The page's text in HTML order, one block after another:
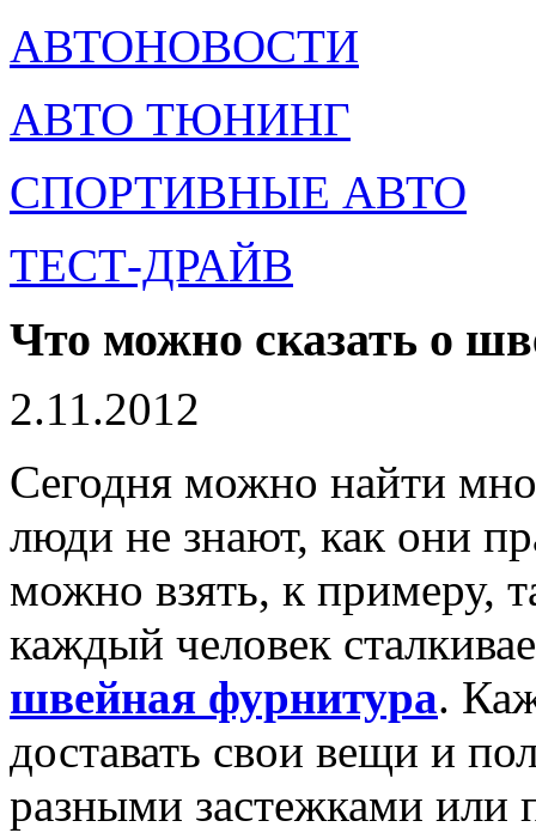
АВТОНОВОСТИ
АВТО ТЮНИНГ
СПОРТИВНЫЕ АВТО
ТЕСТ-ДРАЙВ
Что можно сказать о
2.11.2012
Сегодня можно найти
люди не знают, как они
можно взять, к примеру,
каждый человек
швейная фурнитура.
доставать свои вещи и
разными застежками или